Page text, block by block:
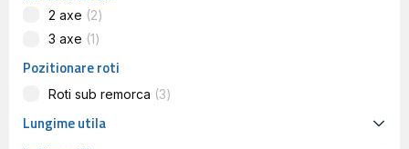
2 axe
2
3 axe 1
Pozitionare roti
Roti sub remorca 3
Lungime utila